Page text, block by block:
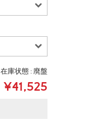
在庫状態 : 廃盤
¥41,525